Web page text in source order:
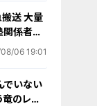
送 大量
係者が
06 19:01
でいない
のレジ